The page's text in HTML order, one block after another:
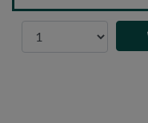
Grey